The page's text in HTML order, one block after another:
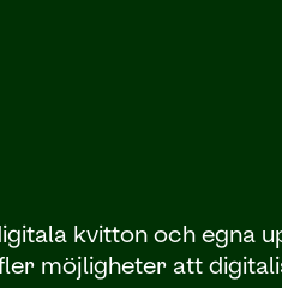
kvitton och egna
möjligheter att